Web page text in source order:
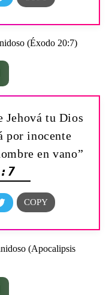
Jehová tu Dios
por inocente
en vano”